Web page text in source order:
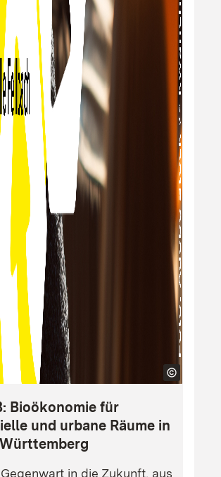
Bioökonomie für
und urbane Räume in
in die Zukunft, aus